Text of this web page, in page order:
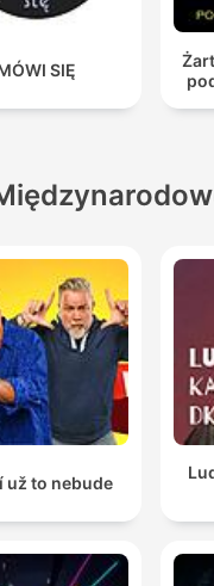
SIĘ
už to nebude